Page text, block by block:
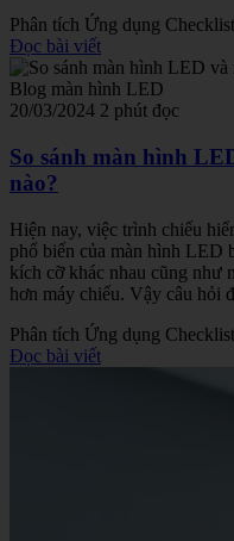
Phân tích Ứng dụng Checklist
Đọc bài viết
Blog màn hình LED
20/03/2024 2 phút đọc
So sánh màn hình
nào?
Hiện nay, việc trình chiếu
phổ biến của màn hình LED
kích cỡ khác nhau cũng như
hơn máy chiếu. Vậy câu hỏi
Phân tích Ứng dụng Checklist
Đọc bài viết